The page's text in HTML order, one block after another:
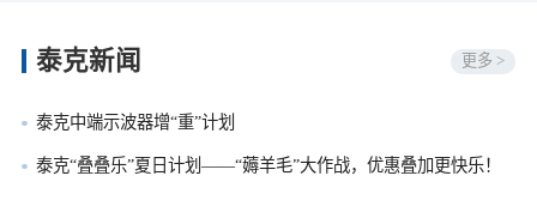
泰克新闻 更多 >
泰克中端示波器增“重”计划
泰克“叠叠乐”夏日计划——“薅羊毛”大作战，优惠叠加更快乐！